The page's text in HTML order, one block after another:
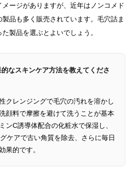
ージがありますが、近年はノンコメド
品も多く販売されています。毛穴詰ま
製品を選ぶとよいでしょう。
なスキンケア方法を教えてくださ
クレンジングで毛穴の汚れを溶かし
顔料で摩擦を避けて洗うことが基本
ンC誘導体配合の化粧水で保湿し、
ケアで古い角質を除去、さらに毎日
果的です。